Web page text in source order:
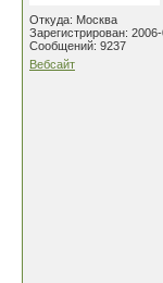
Откуда: Москва
Зарегистрирован:
Сообщений: 9237
Вебсайт